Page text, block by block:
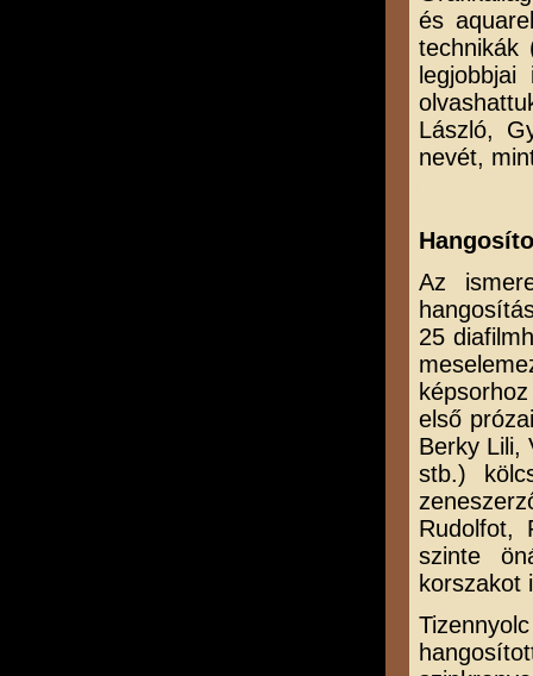
és
technikák
László,
nevét,
Az
25
első
Berky Lili,
stb.)
Rudolfot,
szinte
korszakot